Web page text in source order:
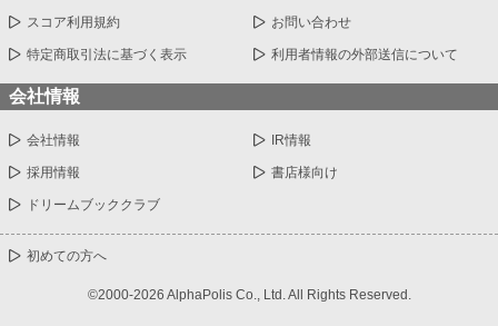
スコア利用規約 お問い合わせ
特定商取引法に基づく表示 利用者情報の外部送信について
会社情報
会社情報 IR情報
採用情報 書店様向け
ドリームブッククラブ
初めての方へ
©2000-2026 AlphaPolis Co., Ltd. All Rights Reserved.